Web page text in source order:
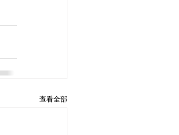
查看全部